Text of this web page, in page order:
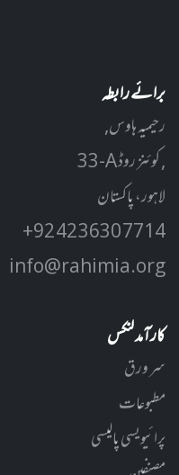
برائے رابطہ
رحیمیہ ہاوس,
33-A کوئنز روڈ ,
لاہور، پاکستان
+92 42 3630 7714
info@rahimia.org
کارآمد لنکس
سر ورق
مطبوعات
پرائیویسی پالیسی